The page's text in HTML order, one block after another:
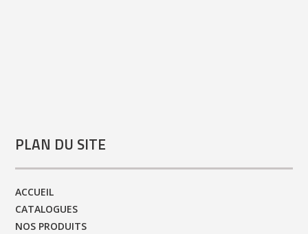
PLAN DU SITE
ACCUEIL
CATALOGUES
NOS PRODUITS